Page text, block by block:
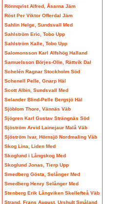
Rönnqvist Alfred, Åsarna Jäm
Röst Per Viktor Offerdal Jäm
Sahlin Helge, Sundsvall Med
Sahlström Eric, Tobo Upp
Sahlström Kalle, Tobo Upp
Salomonsson Karl Alfshög Halland
Samuelsson Börjes-Olle, Rättvik Dal
Schelén Ragnar Stockholm Söd
Schenell Pelle, Gnarp Häl
Scott Albin, Sundsvall Med
Selander Blind-Pelle Bergsjö Häl
Sjöblom Thore, Vännäs Väb
Sjögren Karl Gustav Strängnäs Söd
Sjöström Arvid Lainejaur Malå Väb
Sjöström Ivar, Hörnsjö Nordmaling Väb
Skog Lina, Liden Med
Skoglund i Långskog Med
Skoglund Jonas, Tierp Upp
Smedberg Gösta, Selånger Med
Smedberg Henry Selånger Med
Stenberg Erik Långviken Skellefteå Väb
Strand, Frans August, Urshult Småland